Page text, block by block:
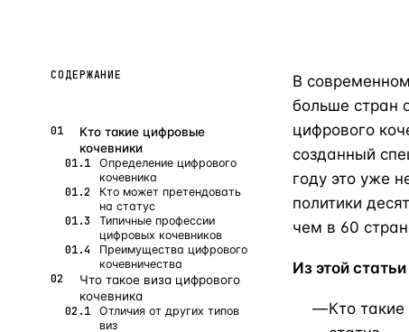
СОДЕРЖАНИЕ
Кто такие цифровые
кочевники
Определение цифрового
кочевника
Кто может претендовать
на статус
Типичные профессии
цифровых кочевников
Преимущества цифрового
кочевничества
Что такое виза цифрового
кочевника
Отличия от других типов
виз
В
больше стран
цифрового
созданный
году это уже
политики
чем в 60
Из этой
Кто